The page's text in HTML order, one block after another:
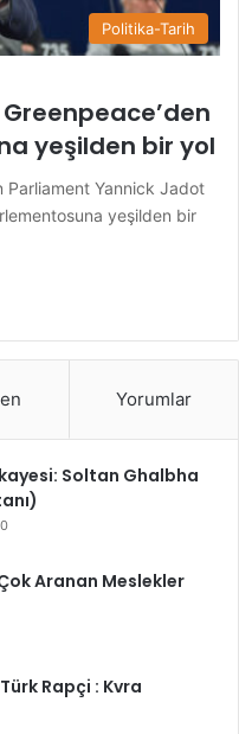
Politika-Tarih
yeşilden bir yol
Parliament Yannick Jadot
yeşilden bir
Yorumlar
Soltan Ghalbha
Aranan Meslekler
Rapçi : Kvra